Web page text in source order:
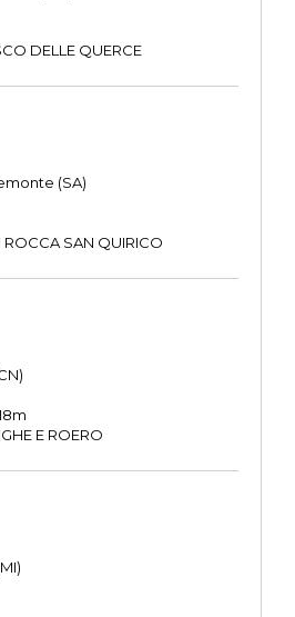
DELLE QUERCE
(SA)
ROCCA SAN QUIRICO
E ROERO